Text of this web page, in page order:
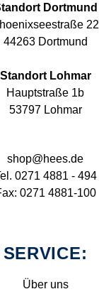
Dortmund
22
44263 Dortmund
Standort Lohmar
Hauptstraße 1b
53797 Lohmar
shop@hees.de
0271 4881 - 494
0271 4881-100
SERVICE:
Über uns